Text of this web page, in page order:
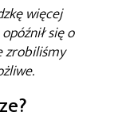
więcej
się o
zrobiliśmy